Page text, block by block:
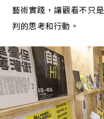
藝術實踐，讓觀看不只
判的思考和行動。